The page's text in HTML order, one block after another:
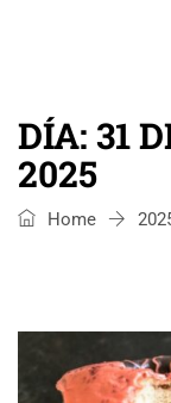
DÍA: 31
2025
Home